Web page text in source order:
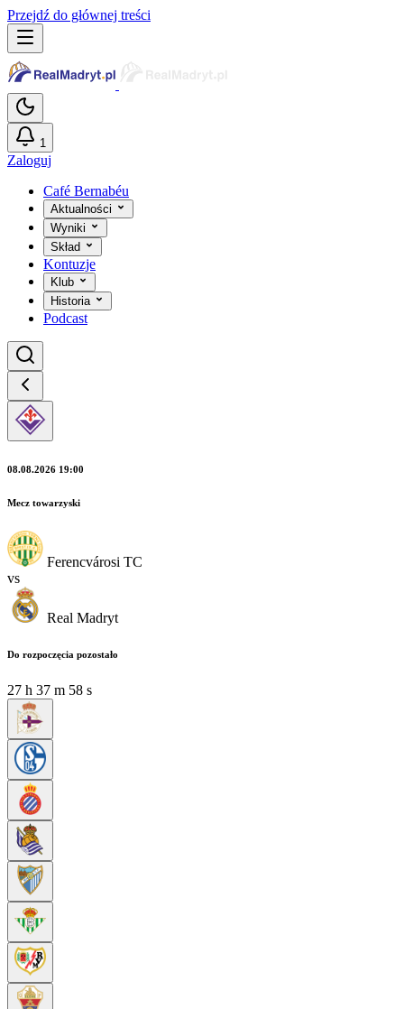
Przejdź do głównej treści
1
Zaloguj
Café Bernabéu
Aktualności
Wyniki
Skład
Kontuzje
Klub
Historia
Podcast
08.08.2026 19:00
Mecz towarzyski
Ferencvárosi TC
vs
Real Madryt
Do rozpoczęcia pozostało
27 h 37 m 56 s